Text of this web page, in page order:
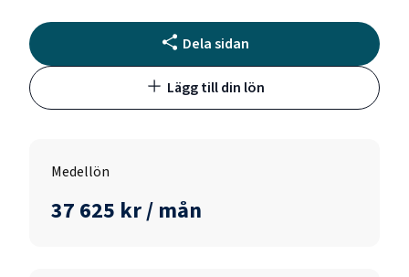
Dela sidan
Lägg till din lön
Medellön
37 625 kr / mån